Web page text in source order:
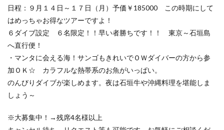
日程：９月１４日～１７日（月）予価￥185000 この時期にして
はめっちゃお得なツアーですよ！
６ダイブ設定 ６名限定！！早い者勝ちです！！ 東京～石垣島
へ直行便！
・マンタに会える海！サンゴもきれいでＯＷダイバーの方から参
加ＯＫ☆ カラフルな熱帯系のお魚がいっぱい。
のんびりダイブが楽しめます。夜は石垣牛や沖縄料理を堪能しま
しょう～
※大募集中！→残席4名様以上